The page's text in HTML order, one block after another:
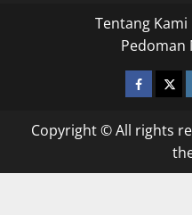
Tentang Kami
Pedoman
facebook
Copyright © All rights